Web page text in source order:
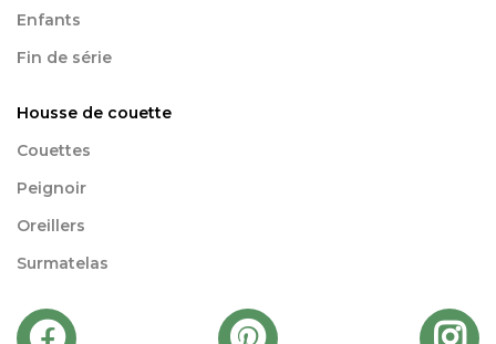
Enfants
Fin de série
Housse de couette
Couettes
Peignoir
Oreillers
Surmatelas